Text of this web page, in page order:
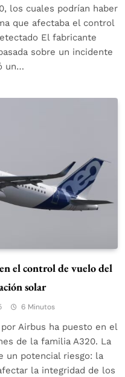
los cuales podrían haber
que afectaba el control
El fabricante
sobre un incidente
un…
el control de vuelo del
solar
6 Minutos
Airbus ha puesto en el
de la familia A320. La
un potencial riesgo: la
la integridad de los